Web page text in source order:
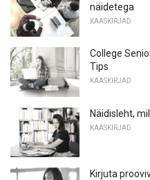
näidetega
KAASKIRJAD
College
Tips
KAASKIRJAD
Näidisleht,
KAASKIRJAD
Kirjuta